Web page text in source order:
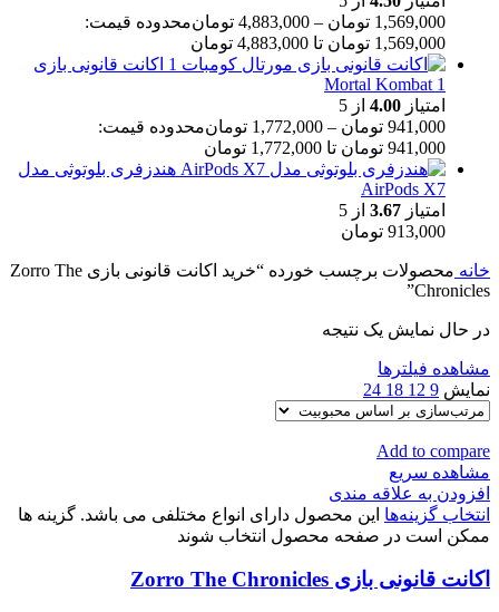
1,569,000 تومان –
4,883,000 تومانمحدوده قیمت:
1,569,000 تومان تا 4,883,000 تومان
اکانت قانونی بازی
Mortal Kombat 1
امتیاز 4.00 از 5
941,000 تومان –
1,772,000 تومانمحدوده قیمت:
941,000 تومان تا 1,772,000 تومان
هندزفری بلوتوثی مدل
AirPods X7
امتیاز 3.67 از 5
913,000 تومان
خانه
محصولات برچسب خورده “خرید اکانت قانونی بازی Zorro The
Chronicles”
در حال نمایش یک نتیجه
مشاهده فیلترها
نمایش 9
12
18
24
Add to compare
مشاهده سریع
افزودن به علاقه مندی
انتخاب گزینه‌ها این محصول دارای انواع مختلفی می باشد. گزینه ها
ممکن است در صفحه محصول انتخاب شوند
اکانت قانونی بازی Zorro The Chronicles